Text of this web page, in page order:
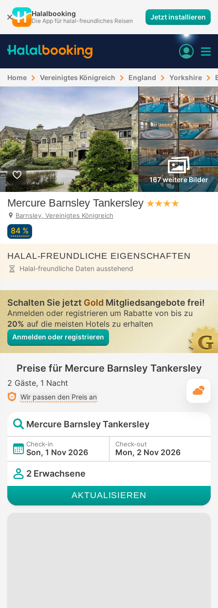
Halalbooking
Die App für halal-freundliches Reisen Jetzt installieren
Home Vereinigtes Königreich England Yorkshire
167 weitere Bilder
Mercure Barnsley Tankersley
Barnsley, Vereinigtes Königreich
84 %
HALAL-FREUNDLICHE EIGENSCHAFTEN
Halal-freundliche Daten ausstehend
Schalten Sie jetztGold Mitgliedsangebote frei!
Anmelden oder registrieren um Rabatte von bis zu
20%auf die meisten Hotels zu erhalten
Anmelden oder registrieren
Preise für Mercure Barnsley Tankersley
2 Gäste 1 Nacht
Wir passen den Preis an
Mercure Barnsley Tankersley
Check-in
Son, 1 Nov 2026
Check-out
Mon, 2 Nov 2026
2 Erwachsene
AKTUALISIEREN